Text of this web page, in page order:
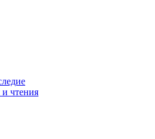
чтения